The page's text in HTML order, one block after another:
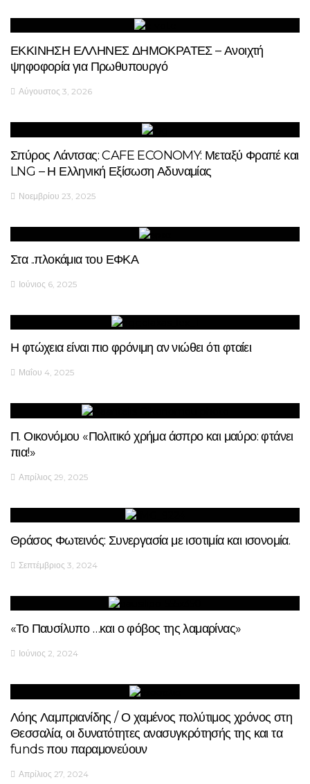
ΕΚΚΙΝΗΣΗ ΕΛΛΗΝΕΣ ΔΗΜΟΚΡΑΤΕΣ – Ανοιχτή
ψηφοφορία για Πρωθυπουργό
Αύγουστος 3, 2026
Σπύρος Λάντσας: CAFE ECONOMY: Μεταξύ Φραπέ και
LNG – Η Ελληνική Εξίσωση Αδυναμίας
Νοεμβρίου 23, 2025
Στα ..πλοκάμια του ΕΦΚΑ
Ιούνιος 6, 2025
Η φτώχεια είναι πιο φρόνιμη αν νιώθει ότι φταίει
Μαΐου 4, 2025
Π. Οικονόμου «Πολιτικό χρήμα άσπρο και μαύρο: φτάνει
πια!»
Απρίλιος 29, 2025
Θράσος Φωτεινός: Συνεργασία με ισοτιμία και ισονομία.
Σεπτέμβριος 3, 2024
«Το Παυσίλυπο …και ο φόβος της λαμαρίνας»
Ιούνιος 2, 2024
Λόης Λαμπριανίδης / Ο χαμένος πολύτιμος χρόνος στη
Θεσσαλία, οι δυνατότητες ανασυγκρότησής της και τα
funds που παραμονεύουν
Απρίλιος 27, 2024